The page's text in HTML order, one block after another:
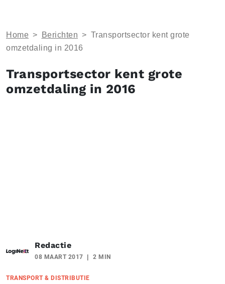
Home > Berichten > Transportsector kent grote
omzetdaling in 2016
Transportsector kent grote
omzetdaling in 2016
Redactie
08 MAART 2017 2 MIN
TRANSPORT & DISTRIBUTIE